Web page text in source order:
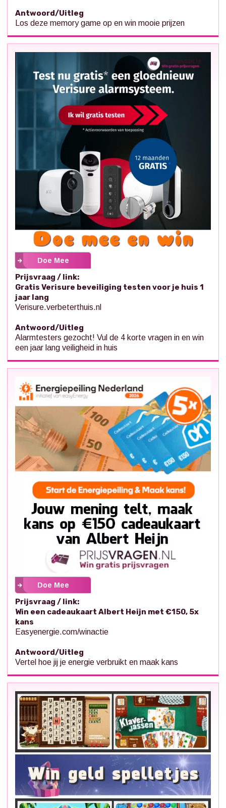
Antwoord/Uitleg
Los deze memory game op en win mooie prijzen
Doe Mee
Prijsvraag / link:
Gratis Verisure beveiliging testen voor je huis 1
jaar lang
Verisure.verbeterthuis.nl
Antwoord/Uitleg
Alarmtesters gezocht! Vul de 4 korte vragen in en win
een jaar lang veiligheid in huis
Doe Mee
Prijsvraag / link:
Win een cadeaukaart Albert Heijn met €150, 5x
kans
Easyenergie.com/winactie
Antwoord/Uitleg
Vertel hoe jij je energie verbruikt en maak kans